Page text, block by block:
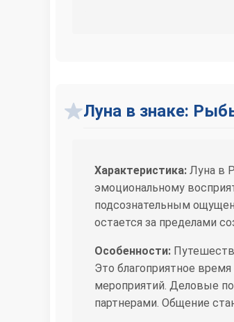
Луна в знаке:
Характеристика: Луна в
эмоциональному
подсознательным
остается за пределами
Особенности:
Это благоприятное
мероприятий. Деловые
партнерами. Общение